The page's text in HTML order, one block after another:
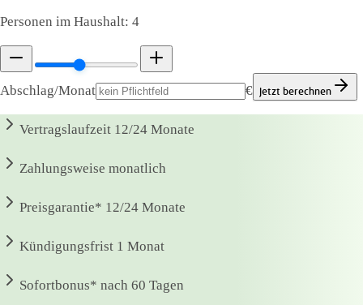
Personen im Haushalt: 4
Abschlag/Monat € Jetzt berechnen
Vertragslaufzeit 12/24 Monate
Zahlungsweise monatlich
Preisgarantie* 12/24 Monate
Kündigungsfrist 1 Monat
Sofortbonus* nach 60 Tagen